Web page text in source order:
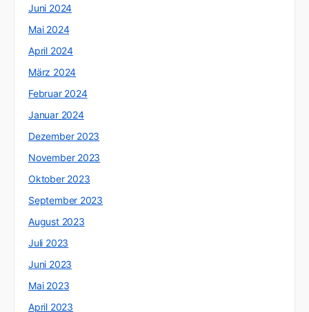
Juni 2024
Mai 2024
April 2024
März 2024
Februar 2024
Januar 2024
Dezember 2023
November 2023
Oktober 2023
September 2023
August 2023
Juli 2023
Juni 2023
Mai 2023
April 2023